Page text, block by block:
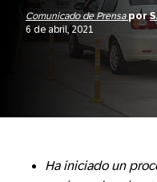
Comunicado de Prensa por
6 de abril, 2021
Ha iniciado un